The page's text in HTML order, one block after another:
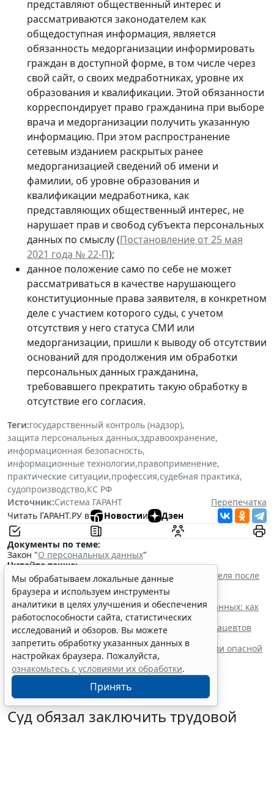
представляют общественный интерес и
рассматриваются законодателем как
общедоступная информация, является
обязанность медорганизации информировать
граждан в доступной форме, в том числе через
свой сайт, о своих медработниках, уровне их
образования и квалификации. Этой обязанности
корреспондирует право гражданина при выборе
врача и медорганизации получить указанную
информацию. При этом распространение
сетевым изданием раскрытых ранее
медорганизацией сведений об имени и
фамилии, об уровне образования и
квалификации медработника, как
представляющих общественный интерес, не
нарушает прав и свобод субъекта персональных
данных по смыслу (Постановление от 25 мая
2021 года № 22-П);
данное положение само по себе не может
рассматриваться в качестве нарушающего
конституционные права заявителя, в конкретном
деле с участием которого суды, с учетом
отсутствия у него статуса СМИ или
медорганизации, пришли к выводу об отсутствии
оснований для продолжения им обработки
персональных данных гражданина,
требовавшего прекратить такую обработку в
отсутствие его согласия.
Теги:государственный контроль (надзор),
защита персональных данных,здравоохранение,
информационная безопасность,
информационные технологии,правоприменение,
практические ситуации,профессия,судебная практика,
судопроизводство,КС РФ
Источник:Система ГАРАНТ
Перепечатка
Читать ГАРАНТ.РУ в
Новостии Дзен
Документы по теме:
Закон "О персональных данных"
Читайте также:
Прием на работу: как законно проверить соискателя после
ужесточения ответственности за нарушение
законодательства о персональных данных
Политика конфиденциальности персональных данных: как
составить и где разместить
Новые номенклатуры для медработников и фармацевтов
вступят в силу с осени
Процедуру приостановки или запрета реализации опасной
продукции оптимизируют
Суд обязал заключить трудовой
Мы обрабатываем локальные данные
браузера и используем инструменты
аналитики в целях улучшения и обеспечения
работоспособности сайта, статистических
исследований и обзоров. Вы можете
запретить обработку указанных данных в
настройках браузера. Пожалуйста,
ознакомьтесь с условиями их обработки.
Принять